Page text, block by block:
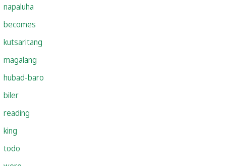
napaluha
becomes
kutsaritang
magalang
hubad-baro
biler
reading
king
todo